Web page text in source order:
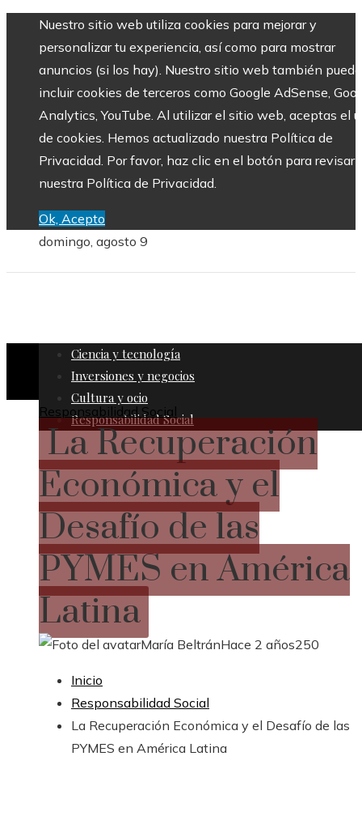
Nuestro sitio web utiliza cookies para mejorar y
personalizar tu experiencia, así como para mostrar
anuncios (si los hay). Nuestro sitio web también puede
incluir cookies de terceros como Google AdSense,
Analytics, YouTube. Al utilizar el sitio web, aceptas el
de cookies. Hemos actualizado nuestra Política de
Privacidad. Por favor, haz clic en el botón para revisar
nuestra Política de Privacidad.
Ok, Acepto
domingo, agosto 9
Ciencia y tecnología
Inversiones y negocios
Cultura y ocio
Responsabilidad Social
Responsabilidad Social
La Recuperación
Económica y el
Desafío de las
PYMES en América
Latina
María BeltránHace 2 años250
Inicio
Responsabilidad Social
La Recuperación Económica y el Desafío de las
PYMES en América Latina